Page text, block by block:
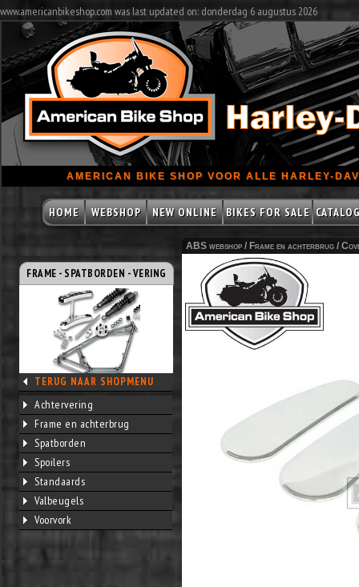
www.americanbikeshop.com was last updated on: donderdag 6 augustus 2026
AMERICAN BIKE SHOP VOOR ALLE HARLEY-
HOME WEBSHOP NEW ONLINE BIKES FOR SALE
FRAME - SPATBORDEN - VERING
TERUG NAAR SHOPMENU
Achtervering
Frame en achterbrug
Spatborden
Spoilers
Standaards
Valbeugels
Voorvork
ABS webshop / Frame en achterbrug /